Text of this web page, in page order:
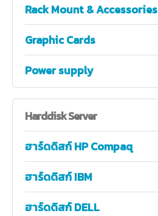
Rack Mount & Accessories
Graphic Cards
Power supply
HarddiskServer
ฮาร์ดดิสก์ HP Compaq
ฮาร์ดดิสก์ IBM
ฮาร์ดดิสก์ DELL